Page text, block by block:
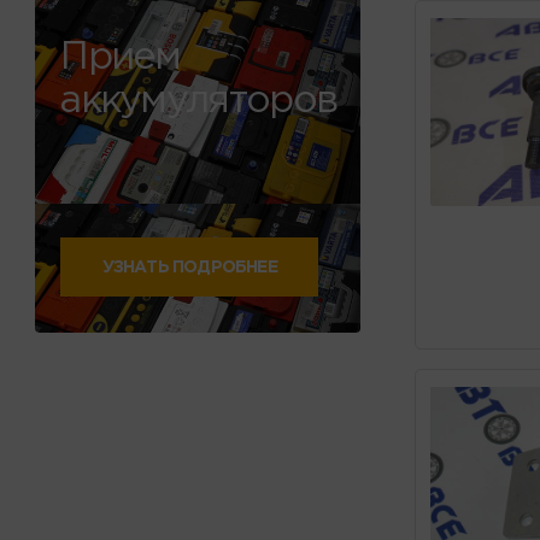
Прием
аккумуляторов
УЗНАТЬ ПОДРОБНЕЕ